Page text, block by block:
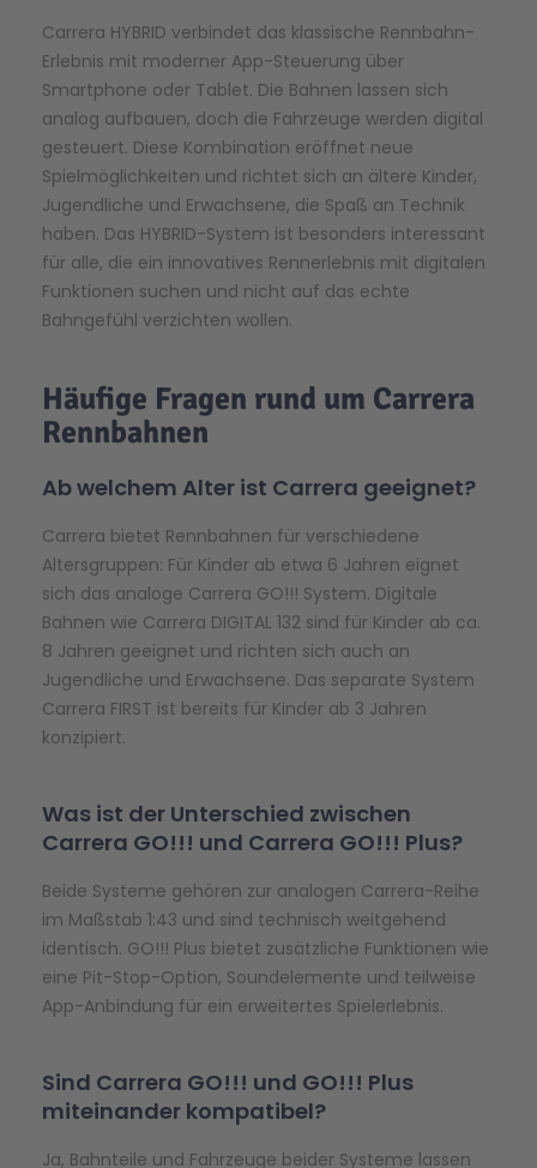
Carrera HYBRID verbindet das klassische Rennbahn-
Erlebnis mit moderner App-Steuerung über
Smartphone oder Tablet. Die Bahnen lassen sich
analog aufbauen, doch die Fahrzeuge werden digital
gesteuert. Diese Kombination eröffnet neue
Spielmöglichkeiten und richtet sich an ältere Kinder,
Jugendliche und Erwachsene, die Spaß an Technik
haben. Das HYBRID-System ist besonders interessant
für alle, die ein innovatives Rennerlebnis mit digitalen
Funktionen suchen und nicht auf das echte
Bahngefühl verzichten wollen.
Häufige Fragen rund um Carrera
Rennbahnen
Ab welchem Alter ist Carrera geeignet?
Carrera bietet Rennbahnen für verschiedene
Altersgruppen: Für Kinder ab etwa 6 Jahren eignet
sich das analoge Carrera GO!!! System. Digitale
Bahnen wie Carrera DIGITAL 132 sind für Kinder ab ca.
8 Jahren geeignet und richten sich auch an
Jugendliche und Erwachsene. Das separate System
Carrera FIRST ist bereits für Kinder ab 3 Jahren
konzipiert.
Was ist der Unterschied zwischen
Carrera GO!!! und Carrera GO!!! Plus?
Beide Systeme gehören zur analogen Carrera-Reihe
im Maßstab 1:43 und sind technisch weitgehend
identisch. GO!!! Plus bietet zusätzliche Funktionen wie
eine Pit-Stop-Option, Soundelemente und teilweise
App-Anbindung für ein erweitertes Spielerlebnis.
Sind Carrera GO!!! und GO!!! Plus
miteinander kompatibel?
Ja, Bahnteile und Fahrzeuge beider Systeme lassen